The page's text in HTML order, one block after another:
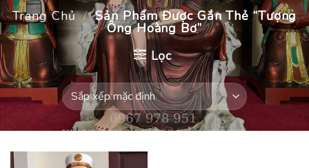
Trang Chủ / Sản Phẩm Được Gắn Thẻ “tượng
Ông Hoàng Bơ”
Lọc